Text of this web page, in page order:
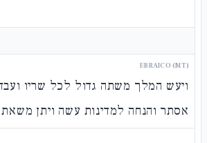
EBRAICO (MT)
ויעש המלך משתה גדול לכל שריו
אסתר והנחה למדינות עשה ויתן